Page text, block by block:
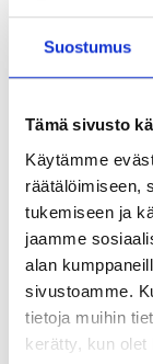
Suostumus
Tämä sivusto
Käytämme
räätälöimiseen,
tukemiseen ja
jaamme
alan
sivustoamme.
tietoja muihin
kerätty, kun olet
kokijana,
tarinakävely on
kaikille
kanssa.
Ranualla
osana Sahojen
Tarinakävelyt
ulkona, joten